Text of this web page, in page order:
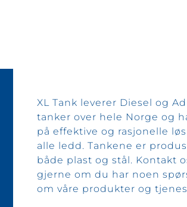
XL Tank leverer Diesel og
tanker over hele Norge og
på effektive og rasjonelle
alle ledd. Tankene er
både plast og stål. Kontakt
gjerne om du har noen
om våre produkter og